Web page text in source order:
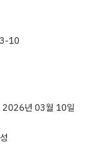
10
년 03월 10일